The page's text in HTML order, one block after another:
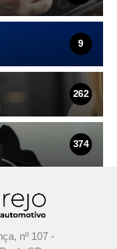
9
262
374
nº 107 -